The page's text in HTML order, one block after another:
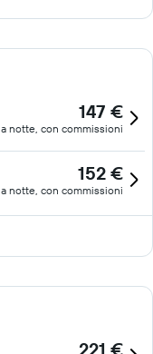
147 €
a notte, con commissioni
152 €
a notte, con commissioni
221 €